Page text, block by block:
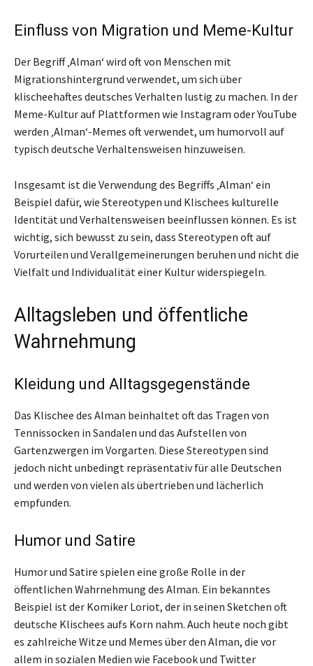
Einfluss von Migration und Meme-Kultur
Der Begriff ‚Alman‘ wird oft von Menschen mit
Migrationshintergrund verwendet, um sich über
klischeehaftes deutsches Verhalten lustig zu machen. In der
Meme-Kultur auf Plattformen wie Instagram oder YouTube
werden ‚Alman‘-Memes oft verwendet, um humorvoll auf
typisch deutsche Verhaltensweisen hinzuweisen.
Insgesamt ist die Verwendung des Begriffs ‚Alman‘ ein
Beispiel dafür, wie Stereotypen und Klischees kulturelle
Identität und Verhaltensweisen beeinflussen können. Es ist
wichtig, sich bewusst zu sein, dass Stereotypen oft auf
Vorurteilen und Verallgemeinerungen beruhen und nicht die
Vielfalt und Individualität einer Kultur widerspiegeln.
Alltagsleben und öffentliche
Wahrnehmung
Kleidung und Alltagsgegenstände
Das Klischee des Alman beinhaltet oft das Tragen von
Tennissocken in Sandalen und das Aufstellen von
Gartenzwergen im Vorgarten. Diese Stereotypen sind
jedoch nicht unbedingt repräsentativ für alle Deutschen
und werden von vielen als übertrieben und lächerlich
empfunden.
Humor und Satire
Humor und Satire spielen eine große Rolle in der
öffentlichen Wahrnehmung des Alman. Ein bekanntes
Beispiel ist der Komiker Loriot, der in seinen Sketchen oft
deutsche Klischees aufs Korn nahm. Auch heute noch gibt
es zahlreiche Witze und Memes über den Alman, die vor
allem in sozialen Medien wie Facebook und Twitter